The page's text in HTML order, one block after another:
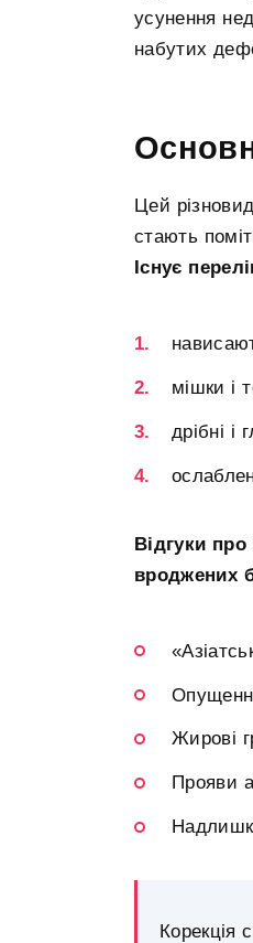
усунення
набутих
Цей
стають
Існує
мішки і
дрібні і
Відгуки
вроджених
Жирові
Прояви
Корекція